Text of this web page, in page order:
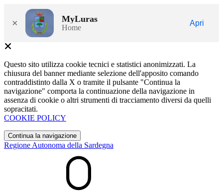
× MyLuras
Home
Apri
Questo sito utilizza cookie tecnici e statistici anonimizzati. La
chiusura del banner mediante selezione dell'apposito comando
contraddistinto dalla X o tramite il pulsante "Continua la
navigazione" comporta la continuazione della navigazione in
assenza di cookie o altri strumenti di tracciamento diversi da quelli
sopracitati.
COOKIE POLICY
Continua la navigazione
Regione Autonoma della Sardegna